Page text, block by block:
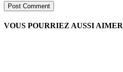
VOUS POURRIEZ AUSSI AIMER